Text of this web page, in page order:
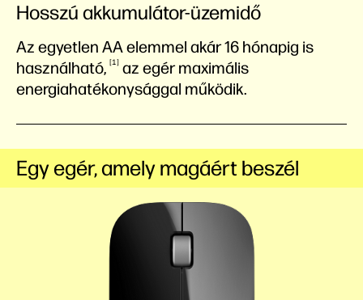
Hosszú akkumulátor-üzemidő
Az egyetlen AA elemmel akár 16 hónapig is
használható,
1
az egér maximális
energiahatékonysággal működik.
Egy egér, amely magáért beszél